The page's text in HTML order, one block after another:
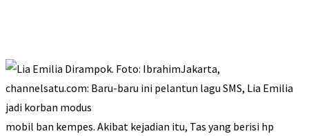
Jakarta,
channelsatu.com: Baru-baru ini pelantun lagu SMS, Lia Emilia
jadi korban modus
mobil ban kempes. Akibat kejadian itu, Tas yang berisi hp